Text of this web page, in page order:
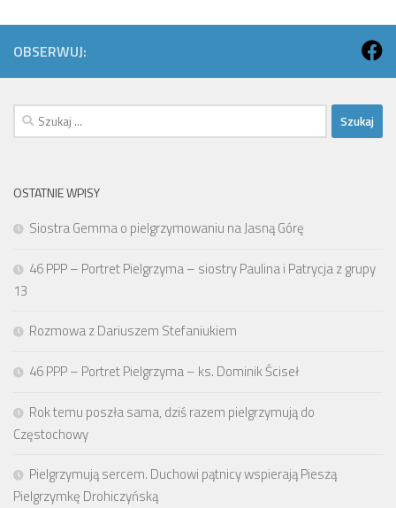
OBSERWUJ:
Szukaj:
OSTATNIE WPISY
Siostra Gemma o pielgrzymowaniu na Jasną Górę
46 PPP – Portret Pielgrzyma – siostry Paulina i Patrycja z grupy
13
Rozmowa z Dariuszem Stefaniukiem
46 PPP – Portret Pielgrzyma – ks. Dominik Ściseł
Rok temu poszła sama, dziś razem pielgrzymują do
Częstochowy
Pielgrzymują sercem. Duchowi pątnicy wspierają Pieszą
Pielgrzymkę Drohiczyńską